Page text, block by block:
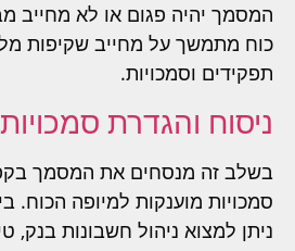
המסמך יהיה פגום או לא מחייב
כוח מתמשך על מחייב שקיפות
תפקידים וסמכויות.
ניסוח והגדרת סמכויות
בשלב זה מנסחים את המסמך
סמכויות מוענקות למיופה הכוח.
ניתן למצוא ניהול חשבונות בנק,